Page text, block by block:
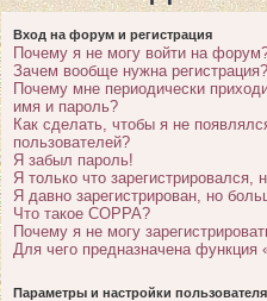
Вход на форум и регистрация
Почему я не могу войти на
Зачем вообще нужна регистрация?
Почему мне периодически
имя и пароль?
Как сделать, чтобы я не
пользователей?
Я забыл пароль!
Я только что зарегистрировался,
Я давно зарегистрирован, но
Что такое COPPA?
Почему я не могу
Для чего предназначена функция
Параметры и настройки пользователя